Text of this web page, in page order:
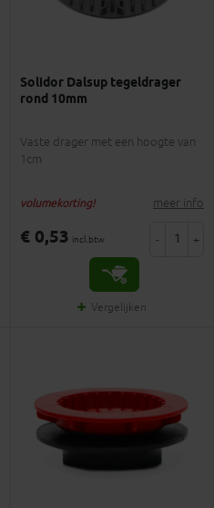
Solidor Dalsup tegeldrager
rond 10mm
Vaste drager met een hoogte van
1cm
volumekorting! meer info
€ 0,53 incl.btw - +
Vergelijken